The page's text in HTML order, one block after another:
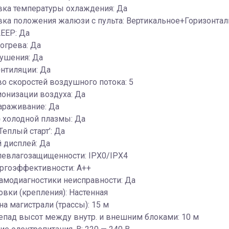
температуры охлаждения: Да
положения жалюзи с пульта:
Да
Да
Да
Да
скоростей воздушного потока: 5
воздуха: Да
Да
холодной плазмы: Да
старт’: Да
Да
IPX0/IPX4
A++
неисправности: Да
(крепления): Настенная
магистрали (трассы): 15 м
высот между внутр. и внешним блоками: 10 м